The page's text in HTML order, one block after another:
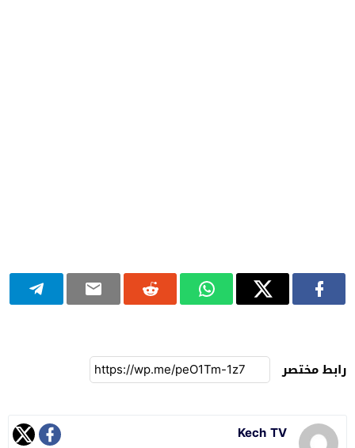
رابط مختصر
Kech TV